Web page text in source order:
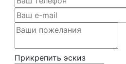
Прикрепить эскиз